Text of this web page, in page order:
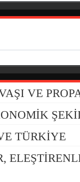
VE
TÜRKİYE